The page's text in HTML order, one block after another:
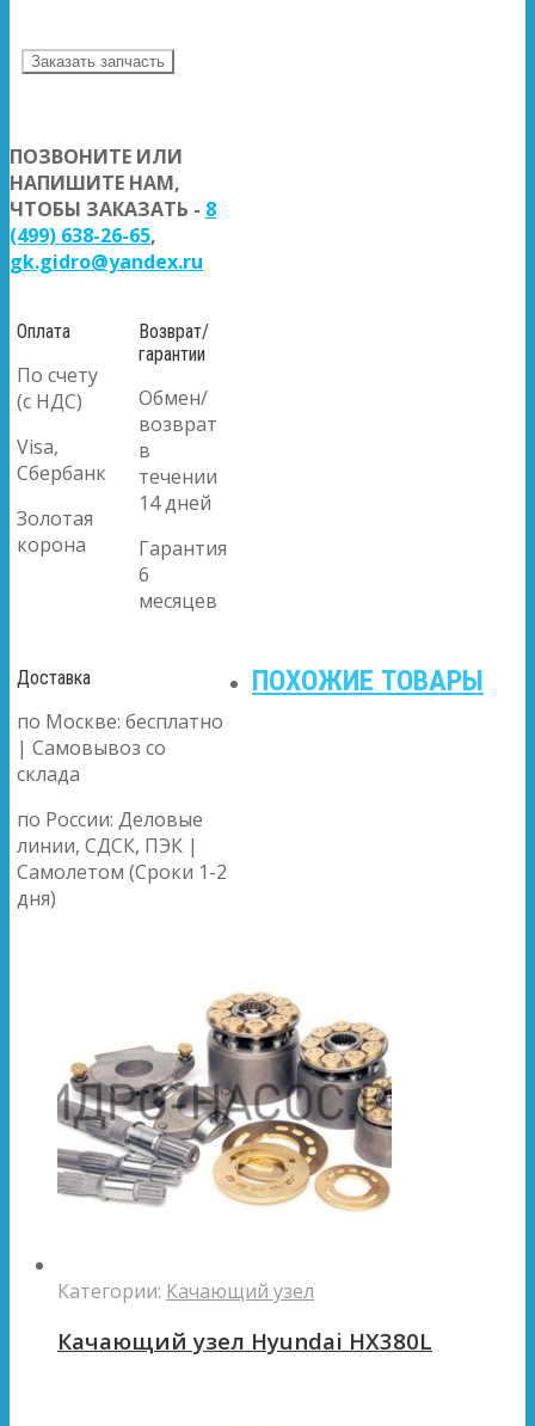
Заказать запчасть
ПОЗВОНИТЕ ИЛИ
НАПИШИТЕ НАМ,
ЧТОБЫ ЗАКАЗАТЬ - 8
(499) 638-26-65,
gk.gidro@yandex.ru
Оплата
По счету
(с НДС)
Visa,
Сбербанк
Золотая
корона
Возврат/
гарантии
Обмен/
возврат
в
течении
14 дней
Гарантия
6
месяцев
Доставка
по Москве: бесплатно
| Самовывоз со
склада
по России: Деловые
линии, СДСК, ПЭК |
Самолетом (Сроки 1-2
дня)
ПОХОЖИЕ ТОВАРЫ
Категории: Качающий узел
Качающий узел Hyundai HX380L